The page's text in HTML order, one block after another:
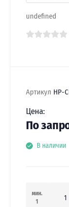
undefined
Артикул HP-
Цена:
По
В наличии
мин.
1